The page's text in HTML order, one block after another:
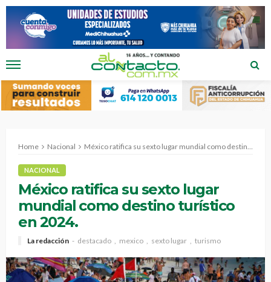
Home Nacional México ratifica su sexto lugar mundial como destino turístico en 2024.
NACIONAL
México ratifica su sexto lugar
mundial como destino turístico
en 2024.
La redacción destacado mexico sexto lugar turismo